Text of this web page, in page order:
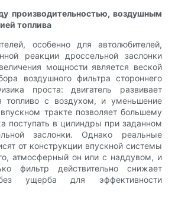
производительностью, воздушным
топлива
особенно для автолюбителей,
реакции дроссельной заслонки
мощности является веской
воздушного фильтра стороннего
проста: двигатель развивает
топливо с воздухом, и уменьшение
тракте позволяет большему
поступать в цилиндры при заданном
заслонки. Однако реальные
от конструкции впускной системы
атмосферный он или с наддувом, и
фильтр действительно снижает
без ущерба для эффективности